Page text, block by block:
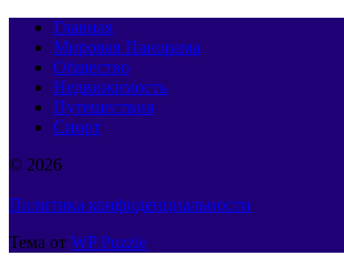
Главная
Мировая Панорама
Общество
Недвижимость
Путешествия
Спорт
© 2026
Политика конфиденциальности
Тема от WP Puzzle